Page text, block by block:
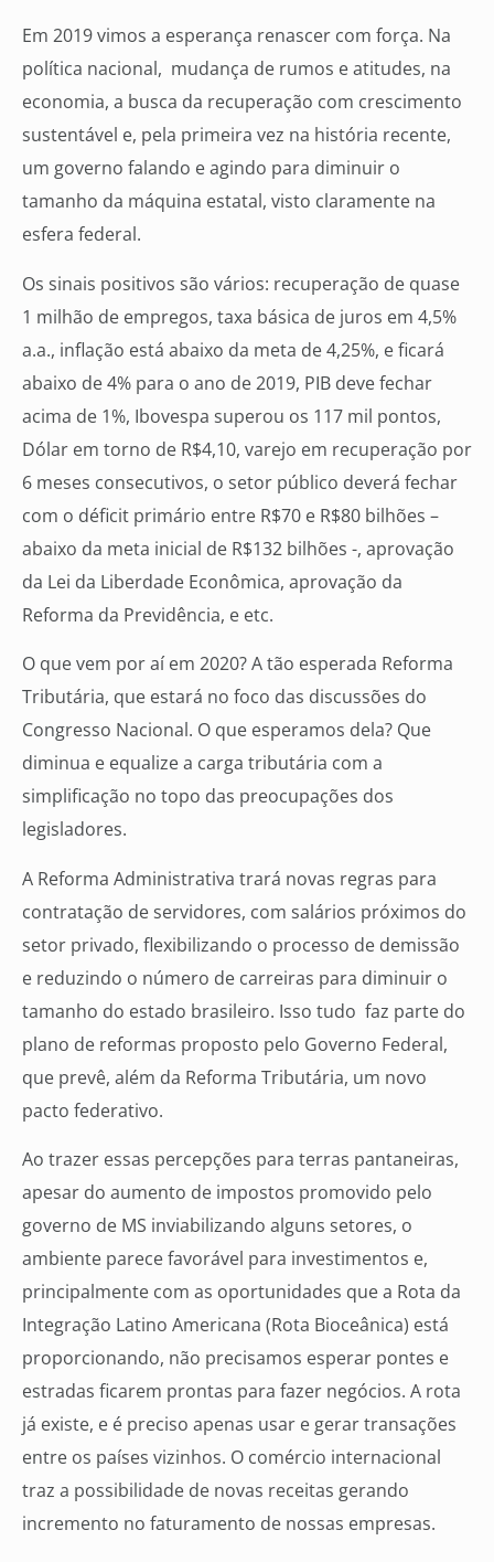
Em 2019 vimos a esperança renascer com força. Na
política nacional, mudança de rumos e atitudes, na
economia, a busca da recuperação com crescimento
sustentável e, pela primeira vez na história recente,
um governo falando e agindo para diminuir o
tamanho da máquina estatal, visto claramente na
esfera federal.
Os sinais positivos são vários: recuperação de quase
1 milhão de empregos, taxa básica de juros em 4,5%
a.a., inflação está abaixo da meta de 4,25%, e ficará
abaixo de 4% para o ano de 2019, PIB deve fechar
acima de 1%, Ibovespa superou os 117 mil pontos,
Dólar em torno de R$4,10, varejo em recuperação por
6 meses consecutivos, o setor público deverá fechar
com o déficit primário entre R$70 e R$80 bilhões –
abaixo da meta inicial de R$132 bilhões -, aprovação
da Lei da Liberdade Econômica, aprovação da
Reforma da Previdência, e etc.
O que vem por aí em 2020? A tão esperada Reforma
Tributária, que estará no foco das discussões do
Congresso Nacional. O que esperamos dela? Que
diminua e equalize a carga tributária com a
simplificação no topo das preocupações dos
legisladores.
A Reforma Administrativa trará novas regras para
contratação de servidores, com salários próximos do
setor privado, flexibilizando o processo de demissão
e reduzindo o número de carreiras para diminuir o
tamanho do estado brasileiro. Isso tudo faz parte do
plano de reformas proposto pelo Governo Federal,
que prevê, além da Reforma Tributária, um novo
pacto federativo.
Ao trazer essas percepções para terras pantaneiras,
apesar do aumento de impostos promovido pelo
governo de MS inviabilizando alguns setores, o
ambiente parece favorável para investimentos e,
principalmente com as oportunidades que a Rota da
Integração Latino Americana (Rota Bioceânica) está
proporcionando, não precisamos esperar pontes e
estradas ficarem prontas para fazer negócios. A rota
já existe, e é preciso apenas usar e gerar transações
entre os países vizinhos. O comércio internacional
traz a possibilidade de novas receitas gerando
incremento no faturamento de nossas empresas.